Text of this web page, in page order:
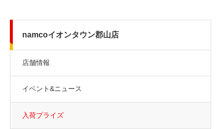
namcoイオンタウン郡山店
店舗情報
イベント&ニュース
入荷プライズ